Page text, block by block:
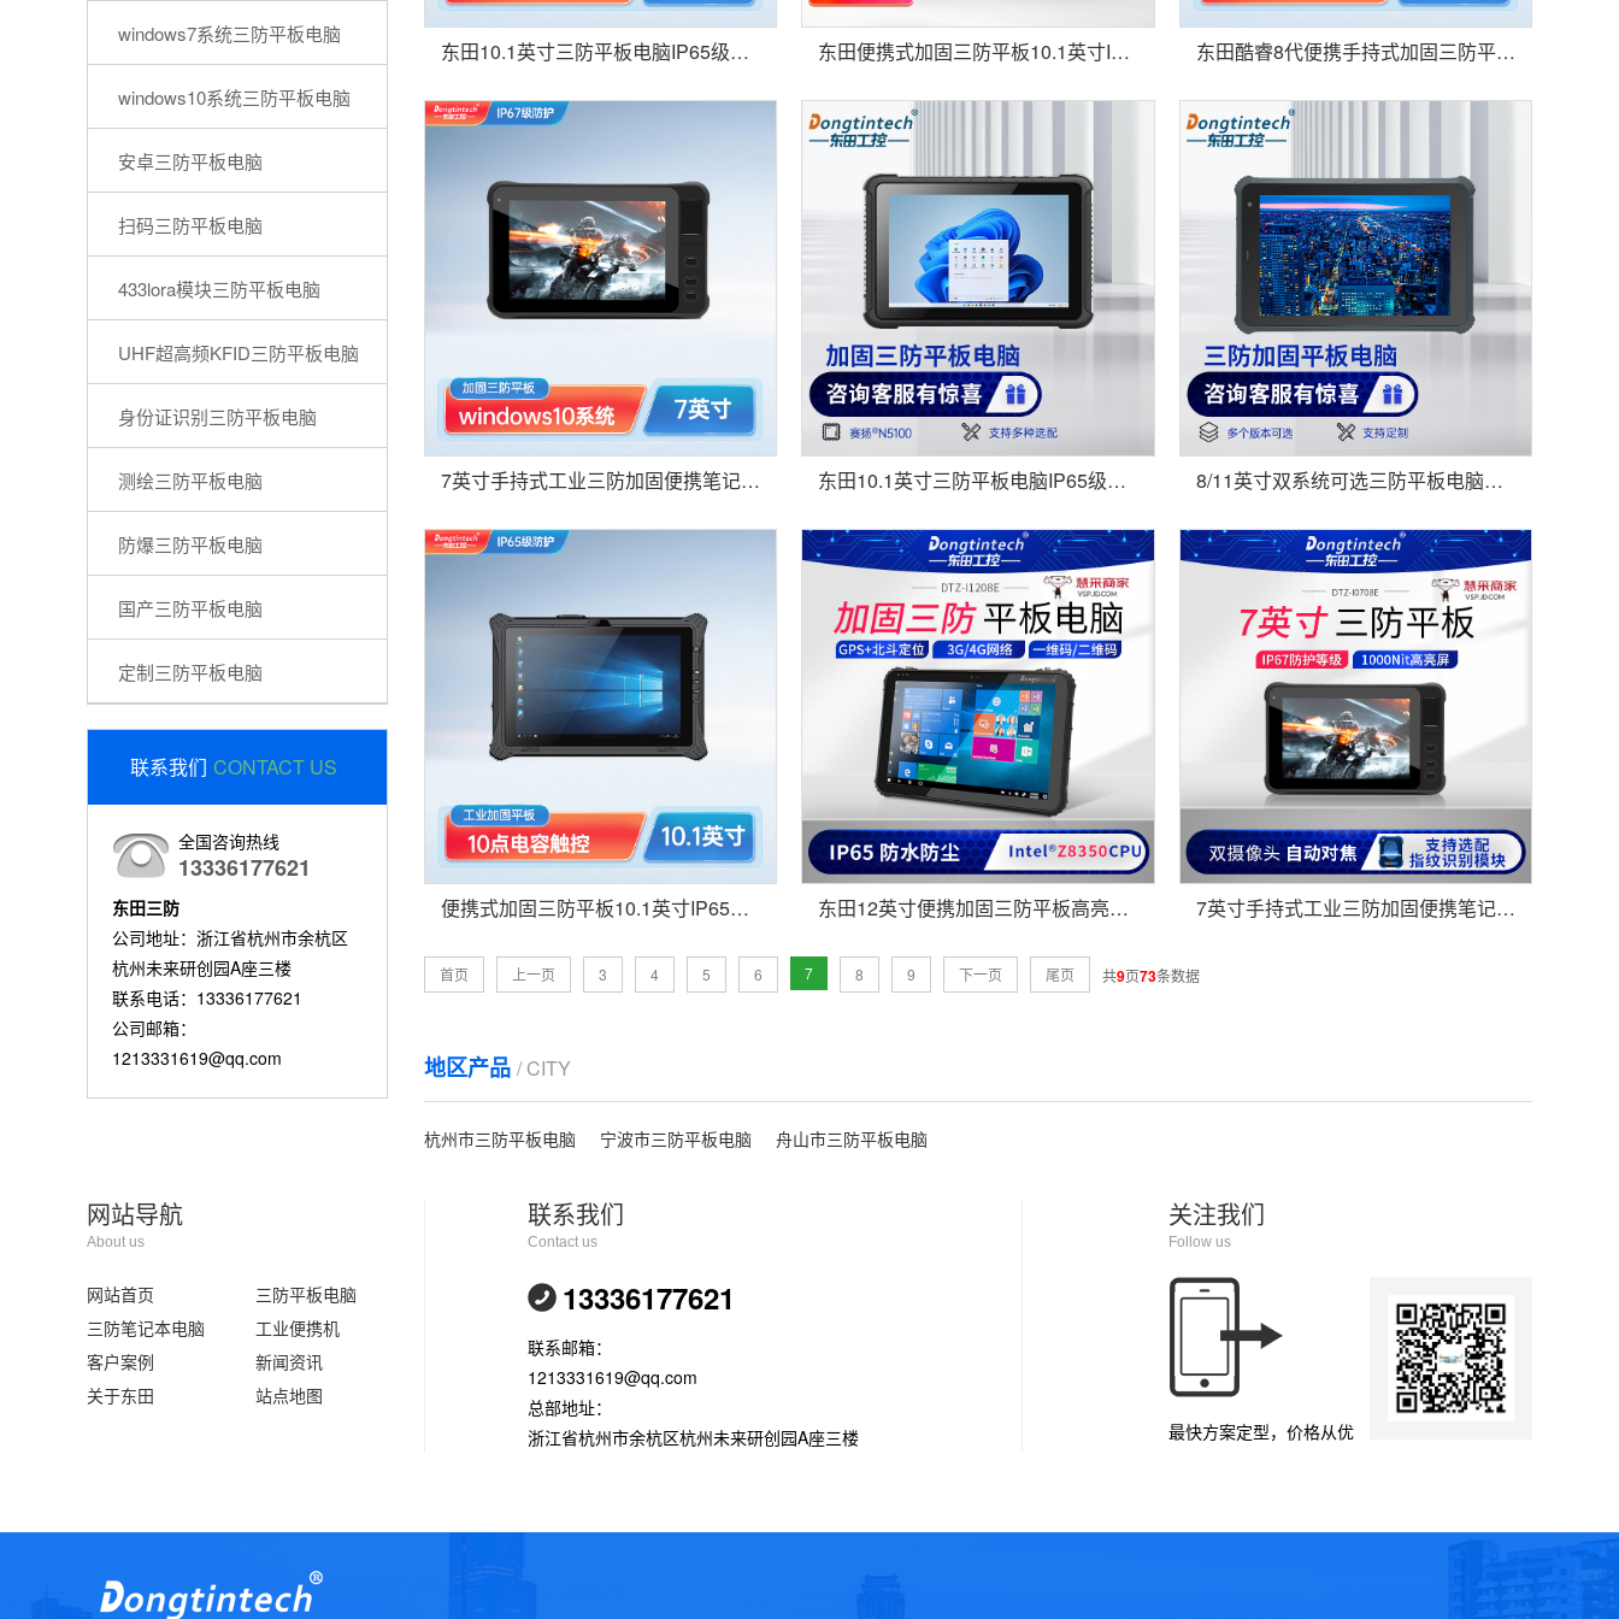
windows7系统三防平板电脑
windows10系统三防平板电脑
安卓三防平板电脑
扫码三防平板电脑
433lora模块三防平板电脑
UHF超高频KFID三防平板电脑
身份证识别三防平板电脑
测绘三防平板电脑
防爆三防平板电脑
国产三防平板电脑
定制三防平板电脑
联系我们 CONTACT US
全国咨询热线
13336177621
东田三防
公司地址：浙江省杭州市余杭区
杭州未来研创园A座三楼
联系电话：13336177621
公司邮箱：
1213331619@qq.com
东田10.1英寸三防平板电脑IP65级防摔电容屏显示工业加固平板车载设备 DTZ-I0811E 东田便携式加固三防平板10.1英寸IP65超长待机手持工业平板电脑智慧医疗设备 DTZ-Q1085E 东田酷睿8代便携手持式加固三防平板电脑10.1英寸支持Windows双频WIFI DTZ-I1008E
7英寸手持式工业三防加固便携笔记本平板电脑支持Win10系统ip67 DTZ-I0708E 东田10.1英寸三防平板电脑IP65级防摔电容屏显示工业加固平板车载设备 DTZ-I0811E 8/11英寸双系统可选三防平板电脑DTZ-I8083EB
便携式加固三防平板10.1英寸IP65仓储物流分拣 MES系统DTZ-T1087EL 东田12英寸便携加固三防平板高亮笔记本工业电脑 MES工厂产线管理巡检DTZ-I1208E 7英寸手持式工业三防加固便携笔记本平板电脑支持Win10系统ip67 DTZ-I0708E
首页 上一页 3 4 5 6 7 8 9 下一页 尾页 共9页73条数据
地区产品 / CITY
杭州市三防平板电脑 宁波市三防平板电脑 舟山市三防平板电脑
网站导航
About us
网站首页
三防平板电脑
三防笔记本电脑
工业便携机
客户案例
新闻资讯
关于东田
站点地图
联系我们
Contact us
13336177621
联系邮箱：
1213331619@qq.com
总部地址：
浙江省杭州市余杭区杭州未来研创园A座三楼
关注我们
Follow us
最快方案定型，价格从优